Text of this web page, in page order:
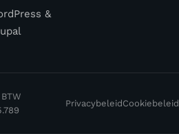
&
PrivacybeleidCookiebeleid